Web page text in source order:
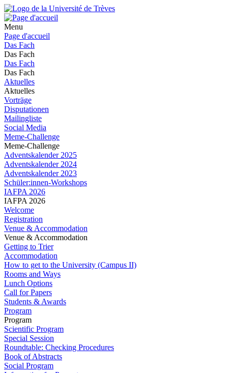
Menu
Page d'accueil
Das Fach
Das Fach
Das Fach
Das Fach
Aktuelles
Aktuelles
Vorträge
Disputationen
Mailingliste
Social Media
Meme-Challenge
Meme-Challenge
Adventskalender 2025
Adventskalender 2024
Adventskalender 2023
Schüler:innen-Workshops
IAFPA 2026
IAFPA 2026
Welcome
Registration
Venue & Accommodation
Venue & Accommodation
Getting to Trier
Accommodation
How to get to the University (Campus II)
Rooms and Ways
Lunch Options
Call for Papers
Students & Awards
Program
Program
Scientific Program
Special Session
Roundtable: Checking Procedures
Book of Abstracts
Social Program